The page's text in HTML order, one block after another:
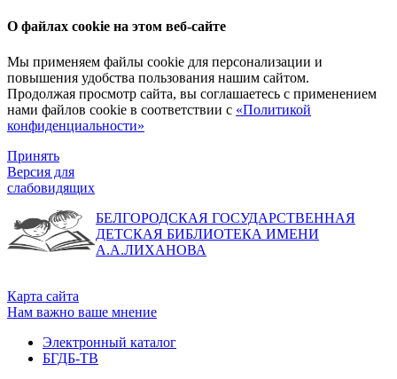
О файлах cookie на этом веб-сайте
Мы применяем файлы cookie для персонализации и
повышения удобства пользования нашим сайтом.
Продолжая просмотр сайта, вы соглашаетесь с применением
нами файлов cookie в соответствии с «Политикой
конфиденциальности»
Принять
Версия для
слабовидящих
БЕЛГОРОДСКАЯ ГОСУДАРСТВЕННАЯ
ДЕТСКАЯ БИБЛИОТЕКА ИМЕНИ
А.А.ЛИХАНОВА
Карта сайта
Нам важно ваше мнение
Электронный каталог
БГДБ-ТВ